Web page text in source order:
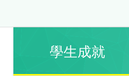
學生成就